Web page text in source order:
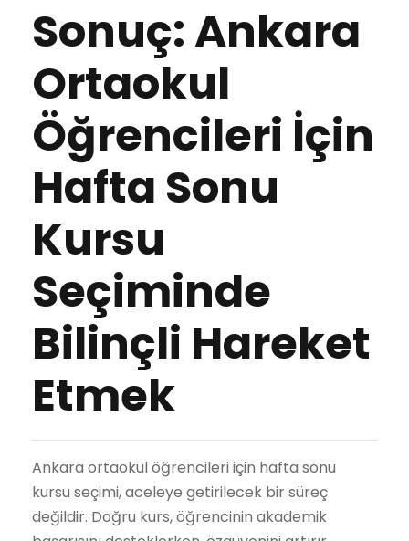
Sonuç: Ankara
Ortaokul
Öğrencileri İçin
Hafta Sonu
Kursu
Seçiminde
Bilinçli Hareket
Etmek
Ankara ortaokul öğrencileri için hafta sonu
kursu seçimi, aceleye getirilecek bir süreç
değildir. Doğru kurs, öğrencinin akademik